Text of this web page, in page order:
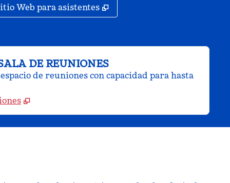
nueva
Web para asistentes ,
DE REUNIONES
de reuniones con capacidad para hasta